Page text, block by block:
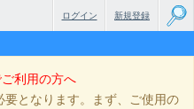
新規登録
ログイン
利用の方へ
要となります。まず、ご使用の